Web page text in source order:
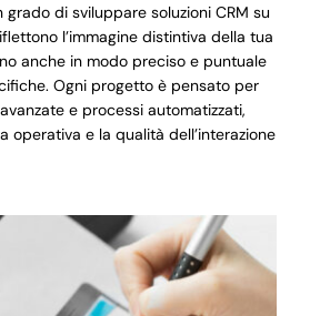
grado di sviluppare soluzioni CRM su
l’immagine distintiva della tua
anche in modo preciso e puntuale
Ogni progetto è pensato per
e processi automatizzati,
operativa e la qualità dell’interazione